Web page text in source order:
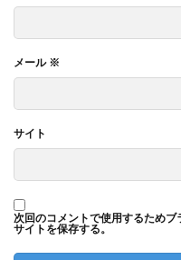
メール ※
サイト
次回のコメントで使用するためブ
サイトを保存する。